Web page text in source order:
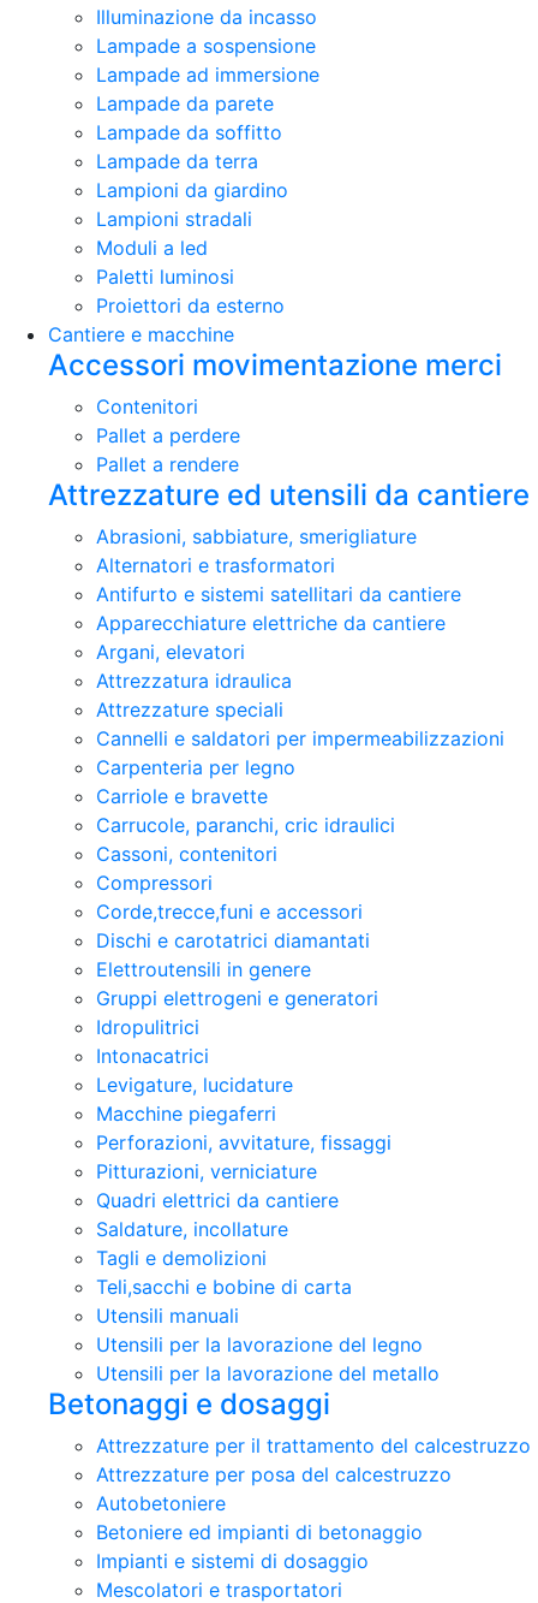
Illuminazione da incasso
Lampade a sospensione
Lampade ad immersione
Lampade da parete
Lampade da soffitto
Lampade da terra
Lampioni da giardino
Lampioni stradali
Moduli a led
Paletti luminosi
Proiettori da esterno
Cantiere e macchine
Accessori movimentazione merci
Contenitori
Pallet a perdere
Pallet a rendere
Attrezzature ed utensili da cantiere
Abrasioni, sabbiature, smerigliature
Alternatori e trasformatori
Antifurto e sistemi satellitari da cantiere
Apparecchiature elettriche da cantiere
Argani, elevatori
Attrezzatura idraulica
Attrezzature speciali
Cannelli e saldatori per impermeabilizzazioni
Carpenteria per legno
Carriole e bravette
Carrucole, paranchi, cric idraulici
Cassoni, contenitori
Compressori
Corde,trecce,funi e accessori
Dischi e carotatrici diamantati
Elettroutensili in genere
Gruppi elettrogeni e generatori
Idropulitrici
Intonacatrici
Levigature, lucidature
Macchine piegaferri
Perforazioni, avvitature, fissaggi
Pitturazioni, verniciature
Quadri elettrici da cantiere
Saldature, incollature
Tagli e demolizioni
Teli,sacchi e bobine di carta
Utensili manuali
Utensili per la lavorazione del legno
Utensili per la lavorazione del metallo
Betonaggi e dosaggi
Attrezzature per il trattamento del calcestruzzo
Attrezzature per posa del calcestruzzo
Autobetoniere
Betoniere ed impianti di betonaggio
Impianti e sistemi di dosaggio
Mescolatori e trasportatori